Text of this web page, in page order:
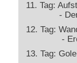
11. Tag:
- Der
12. Tag:
-
13. Tag: